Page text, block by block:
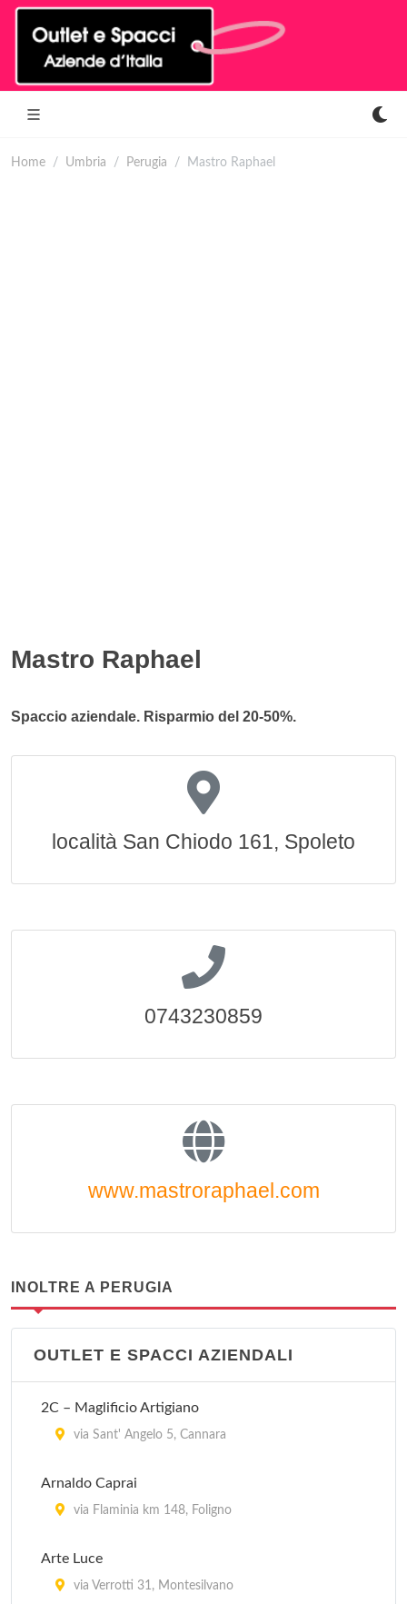
Home Umbria Perugia Mastro Raphael
Mastro Raphael
Spaccio aziendale. Risparmio del 20-50%.
località San Chiodo 161, Spoleto
0743230859
www.mastroraphael.com
INOLTRE A PERUGIA
OUTLET E SPACCI AZIENDALI
2C – Maglificio Artigiano
via Sant' Angelo 5, Cannara
Arnaldo Caprai
via Flaminia km 148, Foligno
Arte Luce
via Verrotti 31, Montesilvano